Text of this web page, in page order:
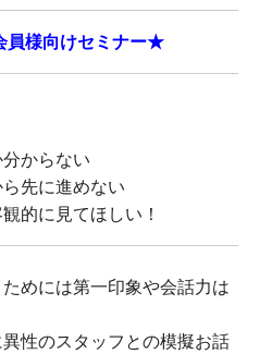
員様向けセミナー★
からない
先に進めない
的に見てほしい！
めには第一印象や会話力は
性のスタッフとの模擬お話